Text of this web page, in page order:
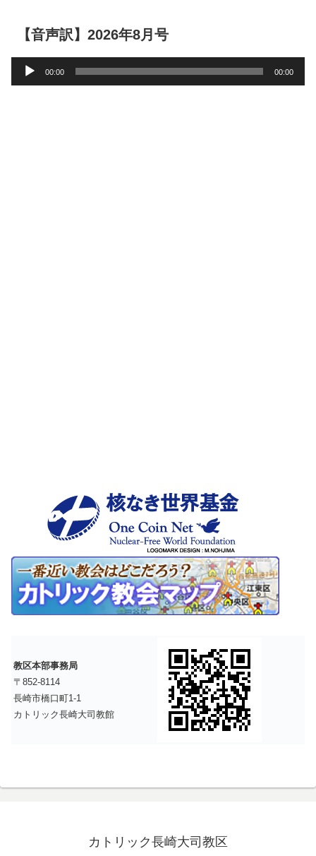
【音声訳】2026年8月号
声
00:00 00:00
教区本部事務局
〒852-8114
長崎市橋口町1-1
カトリック長崎大司教館
カトリック長崎大司教区